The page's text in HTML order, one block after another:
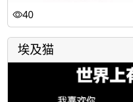
40
埃及猫